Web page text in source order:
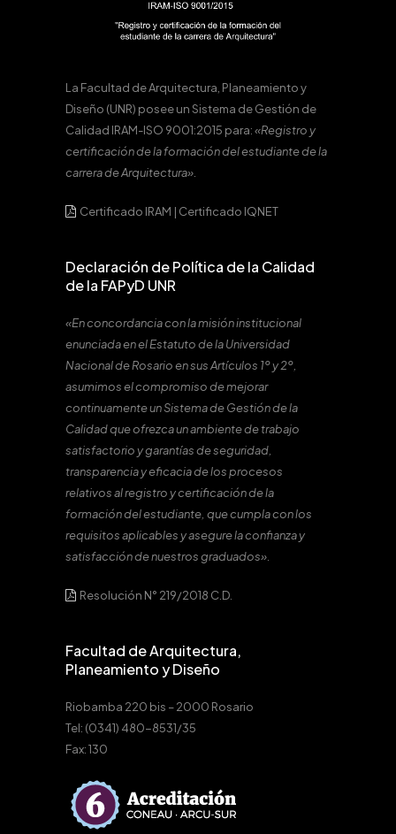
La Facultad de Arquitectura, Planeamiento y
Diseño (UNR) posee un Sistema de Gestión de
Calidad IRAM-ISO 9001:2015 para:«Registro y
certificación de la formación del estudiante de la
carrera de Arquitectura».
Certificado IRAM | Certificado IQNET
Declaración de Política de la Calidad
de la FAPyD UNR
«En concordancia con la misión institucional
enunciada en el Estatuto de la Universidad
Nacional de Rosario en sus Artículos 1º y 2º,
asumimos el compromiso de mejorar
continuamente un Sistema de Gestión de la
Calidad que ofrezca un ambiente de trabajo
satisfactorio y garantías de seguridad,
transparencia y eficacia de los procesos
relativos al registro y certificación de la
formación del estudiante, que cumpla con los
requisitos aplicables y asegure la confianza y
satisfacción de nuestros graduados».
Resolución N° 219/2018 C.D.
Facultad de Arquitectura,
Planeamiento y Diseño
Riobamba 220 bis – 2000 Rosario
Tel: (0341) 480-8531/35
Fax: 130